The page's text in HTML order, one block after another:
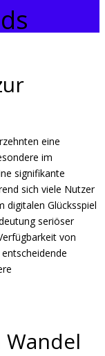
eine
im
signifikante
sich viele Nutzer
digitalen Glücksspiel
seriöser
von